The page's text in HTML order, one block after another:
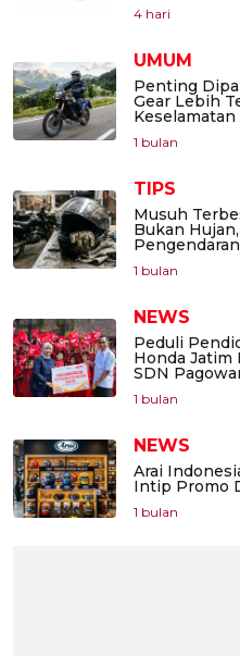
4 hari
UMUM
Penting
Gear Lebih
Keselamatan
1 bulan
TIPS
Musuh
Bukan
1 bulan
NEWS
Peduli
Honda Jatim
SDN
1 bulan
NEWS
Arai
Intip Promo
1 bulan